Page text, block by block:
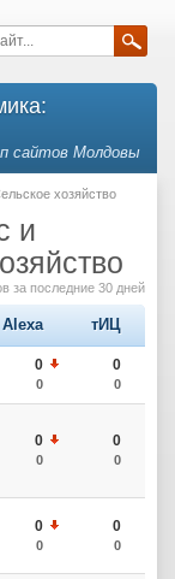
сайтов Молдовы
хозяйство
и
за последние 30 дней
Alexa тИЦ
0
0
0
0
0
0
0
0
0
0
0
0